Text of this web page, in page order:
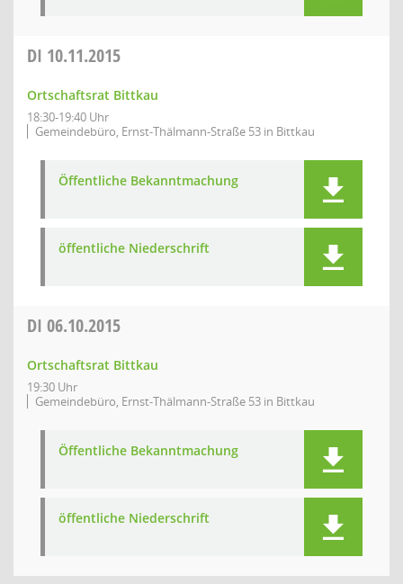
DI 10.11.2015
Ortschaftsrat Bittkau
18:30-19:40 Uhr
Gemeindebüro, Ernst-Thälmann-Straße 53 in Bittkau
Öffentliche Bekanntmachung
öffentliche Niederschrift
DI 06.10.2015
Ortschaftsrat Bittkau
19:30 Uhr
Gemeindebüro, Ernst-Thälmann-Straße 53 in Bittkau
Öffentliche Bekanntmachung
öffentliche Niederschrift